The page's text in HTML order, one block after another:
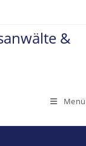
&
Menü